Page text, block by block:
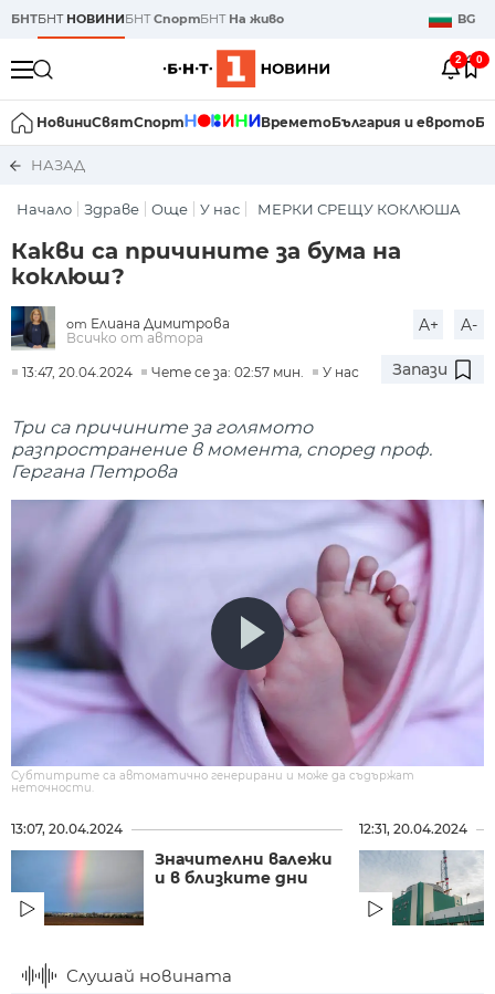
БНТБНТ НОВИНИБНТСпортБНТ На живо BG
2 0
НовиниСвятСпорт ВреметоБългария и еврото
НАЗАД
Начало Здраве Още У нас МЕРКИ СРЕЩУ КОКЛЮША
Какви са причините за бума на
коклюш?
от Елиана Димитрова
Всичко от автора
A+ A-
13:47, 20.04.2024 Чете се за: 02:57 мин. У нас Запази
Три са причините за голямото
разпространение в момента, според проф.
Гергана Петрова
Субтитрите са автоматично генерирани и може да съдържат
неточности.
13:07, 20.04.2024
Значителни валежи
и в близките дни
12:31, 20.04.2024
Слушай новината